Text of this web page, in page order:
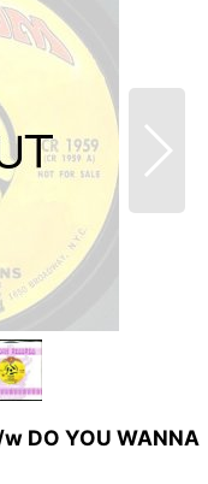
DO YOU WANNA